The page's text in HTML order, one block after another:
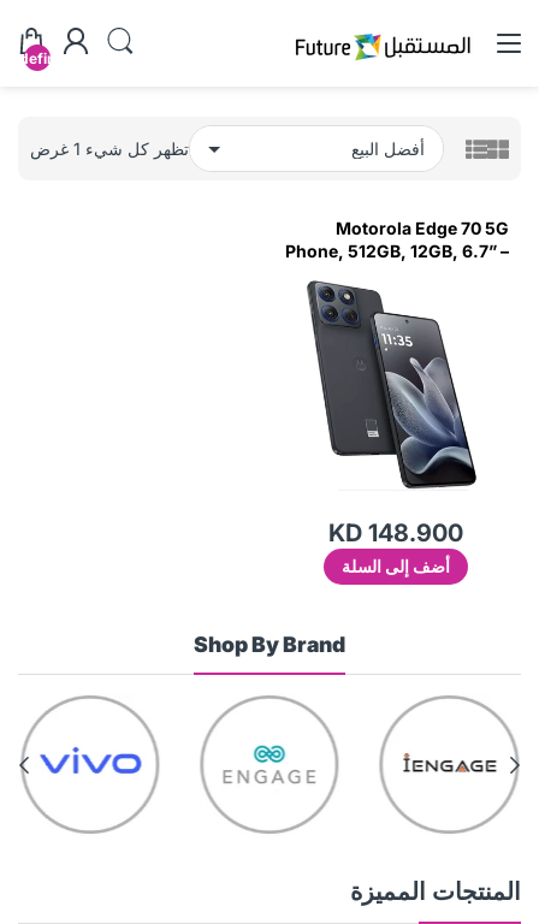
undefined
تظهر كل شيء 1 غرض
Motorola Edge 70 5G
Phone, 512GB, 12GB, 6.7” –
KD 148.900
أضف إلى السلة
Shop By Brand
المنتجات المميزة